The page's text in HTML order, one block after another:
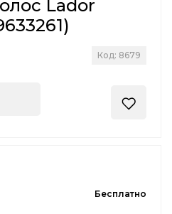
Lador
Код: 8679
Бесплатно